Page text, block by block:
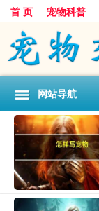
首 页 宠物科普
网站导航